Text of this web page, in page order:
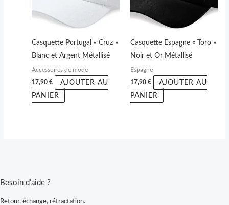
Casquette Portugal « Cruz »
Blanc et Argent Métallisé
Accessoires de mode
17,90€
AJOUTER AU
PANIER
Casquette Espagne « Toro »
Noir et Or Métallisé
Espagne
17,90 €
AJOUTER AU
PANIER
Besoin d’aide ?
Retour, échange, rétractation.